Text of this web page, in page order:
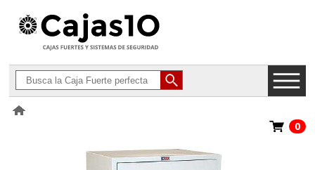
BTV Serie Armario Ingnífugo
0